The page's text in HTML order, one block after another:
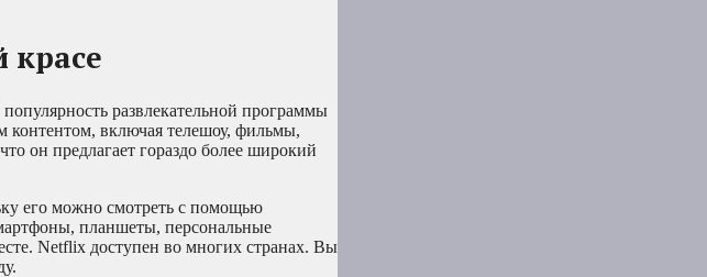
развлекательной программы
контентом, включая телешоу, фильмы,
он предлагает гораздо более широкий
его можно смотреть с помощью
планшеты, персональные
Netflix доступен во многих странах. Вы